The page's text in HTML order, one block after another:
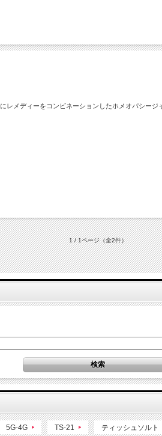
メディーをコンビネーションしたホメオパシー
1 / 1ページ（全2件）
5G-4G TS-21 ティッシュソルト